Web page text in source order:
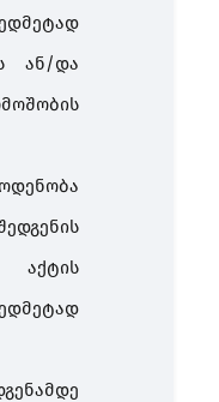
ან/და
ოდენობა
აქტის